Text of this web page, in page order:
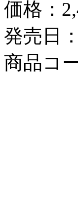
価格：
発売日
商品コ